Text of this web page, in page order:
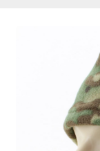
Личный кабинет
О компании